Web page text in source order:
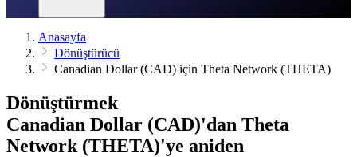
Anasayfa
Dönüştürücü
Canadian Dollar (CAD) için Theta Network (THETA)
Dönüştürmek
Canadian Dollar (CAD)'dan Theta
Network (THETA)'ye aniden